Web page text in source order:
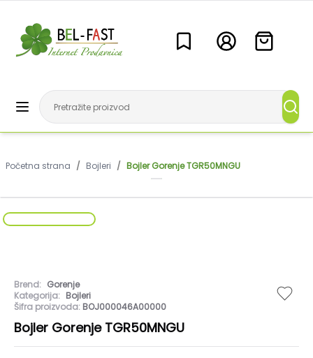
Početna strana / Bojleri / Bojler Gorenje TGR50MNGU
Brend: Gorenje
Kategorija: Bojleri
Šifra proizvoda: BOJ000046A00000
Bojler Gorenje TGR50MNGU